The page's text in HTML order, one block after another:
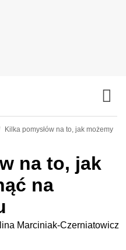
Kilka pomysłów na to, jak możemy
na to, jak
na
Marciniak-Czerniatowicz